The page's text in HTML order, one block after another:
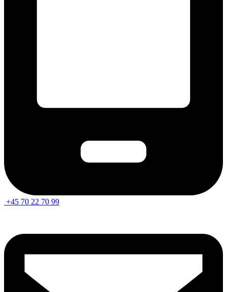
+45 70 22 70 99